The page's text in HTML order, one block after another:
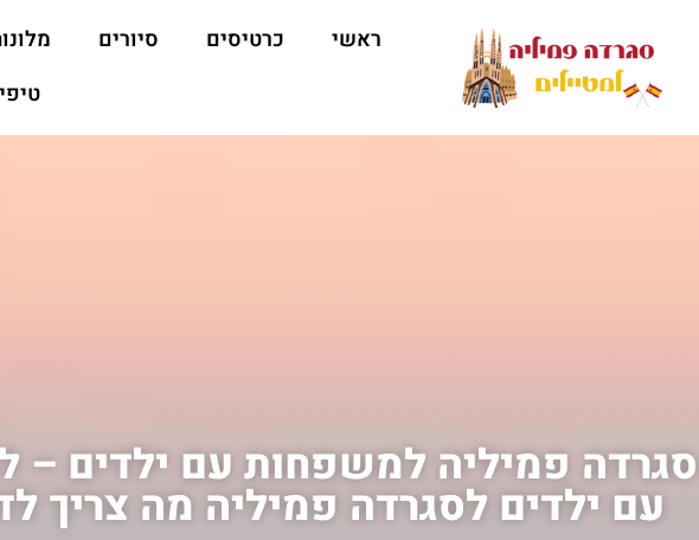
ראשי כרטיסים סיורים
סגרדה פמיליה למשפחות עם ילדים –
עם ילדים לסגרדה פמיליה מה צריך